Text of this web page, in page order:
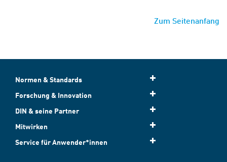
Zum Seitenanfang
Normen & Standards
Forschung & Innovation
DIN & seine Partner
Mitwirken
Service für Anwender*innen